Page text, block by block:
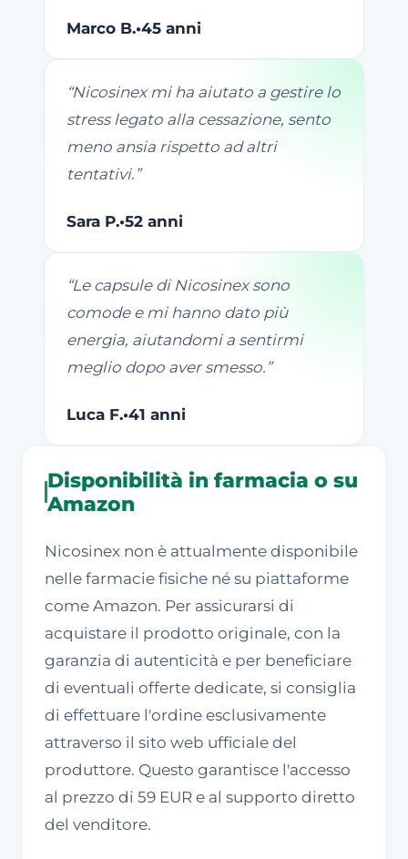
Marco B.•45 anni
“Nicosinex mi ha aiutato a gestire lo
stress legato alla cessazione, sento
meno ansia rispetto ad altri
tentativi. ”
Sara P.•52 anni
“Le capsule di Nicosinex sono
comode e mi hanno dato più
energia, aiutandomi a sentirmi
meglio dopo aver smesso. ”
Luca F.•41 anni
Disponibilità in farmacia o su
Amazon
Nicosinex non è attualmente disponibile
nelle farmacie fisiche né su piattaforme
come Amazon. Per assicurarsi di
acquistare il prodotto originale, con la
garanzia di autenticità e per beneficiare
di eventuali offerte dedicate, si consiglia
di effettuare l'ordine esclusivamente
attraverso il sito web ufficiale del
produttore. Questo garantisce l'accesso
al prezzo di 59 EUR e al supporto diretto
del venditore.